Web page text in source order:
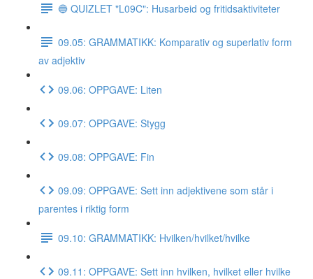
🔵 QUIZLET "L09C": Husarbeid og fritidsaktiviteter
09.05: GRAMMATIKK: Komparativ og superlativ form
av adjektiv
09.06: OPPGAVE: Liten
09.07: OPPGAVE: Stygg
09.08: OPPGAVE: Fin
09.09: OPPGAVE: Sett inn adjektivene som står i
parentes i riktig form
09.10: GRAMMATIKK: Hvilken/hvilket/hvilke
09.11: OPPGAVE: Sett inn hvilken, hvilket eller hvilke